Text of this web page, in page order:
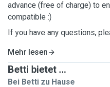
advance (free of charge) to
compatible :)
If you have any questions,
Mehr lesen
Betti bietet ...
Bei Betti zu Hause